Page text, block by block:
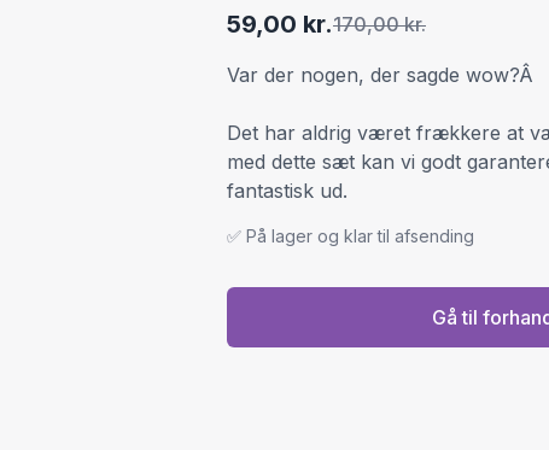
59,00 kr.170,00 kr.
Var der nogen, der sagde wow?Â
Det har aldrig været frækkere at
med dette sæt kan vi godt
fantastisk ud.
✅ På lager og klar til afsending
Gå til